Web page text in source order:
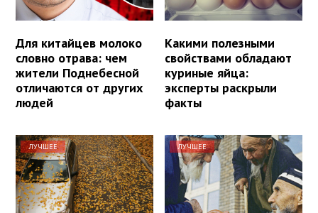
Для китайцев молоко
словно отрава: чем
жители Поднебесной
отличаются от других
людей
Какими полезными
свойствами обладают
куриные яйца:
эксперты раскрыли
факты
ЛУЧШЕЕ ЛУЧШЕЕ